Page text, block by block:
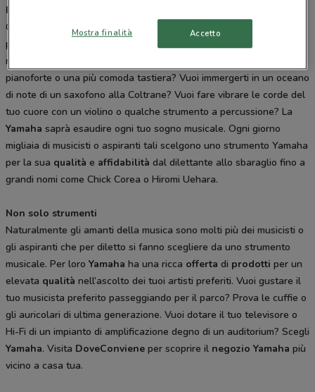
Prodotti
Con una storia di 130 anni la Yamaha è una delle più antiche
produttrici di strumenti musicali. Sotto la
di questo
marchio potrai trovare tutto quello che cerchi. Desideri un
pianoforte o una più comoda tastiera? Vuoi immergerti in un oceano
di note di un saxofono alla Coltrane? Vuoi fare vibrare le corde del
tuo cuore con un violino o qualche strumento a percussione? La
Yamaha saprà esaudire ogni tuo sogno musicale. Ogni giorno
migliaia di musicisti o aspiranti tali scelgono uno strumento Yamaha
per la sua qualità e affidabilità dal dilettante allo sbaraglio fino a
grandi nomi come Chick Corea o Hiromi Uehara.
Non solo strumenti
Naturalmente gli amanti della musica sono molti più dei musicisti o
gli aspiranti che per diletto si fanno scegliere da uno strumento
musicale. Per loro Yamaha ha una ricca offerta di prodotti per un
elevata qualità nell’ascolto dei tuoi artisti preferiti. Vuoi gustare il
tuo musicista preferito passeggiando per il parco? Prova le cuffie o
gli auricolari di ultima generazione. Vuoi dotare il tuo televisore o
Hi-Fi di un impianto di amplificazione degno di un auditorium? Scegli
Yamaha. Visita DoveConviene per scoprire il negozio Yamaha più
vicino a casa tua.
Mostra finalità Accetto